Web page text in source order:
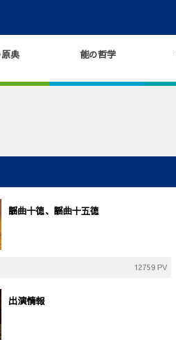
典 能の哲学
謡曲十徳、謡曲十五徳
12759 PV
出演情報